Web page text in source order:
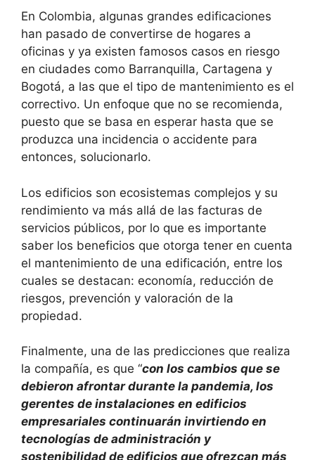
En Colombia, algunas grandes edificaciones
han pasado de convertirse de hogares a
oficinas y ya existen famosos casos en riesgo
en ciudades como Barranquilla, Cartagena y
Bogotá, a las que el tipo de mantenimiento es el
correctivo. Un enfoque que no se recomienda,
puesto que se basa en esperar hasta que se
produzca una incidencia o accidente para
entonces, solucionarlo.
Los edificios son ecosistemas complejos y su
rendimiento va más allá de las facturas de
servicios públicos, por lo que es importante
saber los beneficios que otorga tener en cuenta
el mantenimiento de una edificación, entre los
cuales se destacan: economía, reducción de
riesgos, prevención y valoración de la
propiedad.
Finalmente, una de las predicciones que realiza
la compañía, es que “con los cambios que se
debieron afrontar durante la pandemia, los
gerentes de instalaciones en edificios
empresariales continuarán invirtiendo en
tecnologías de administración y
sostenibilidad de edificios que ofrezcan más